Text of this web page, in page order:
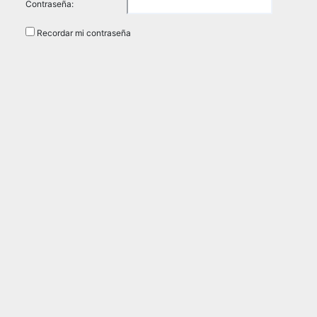
Contraseña:
Recordar mi contraseña